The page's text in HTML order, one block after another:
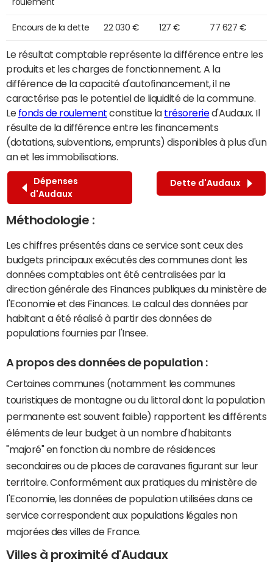
Encours de la dette 22 030 € 127 € 77 627 €
Le résultat comptable représente la différence entre les
produits et les charges de fonctionnement. A la
différence de la capacité d'autofinancement, il ne
caractérise pas le potentiel de liquidité de la commune.
Le fonds de roulement constitue la trésoreried'Audaux. Il
résulte de la différence entre les financements
(dotations, subventions, emprunts) disponibles à plus d'un
an et les immobilisations.
Dépenses
d'Audaux
Dette d'Audaux
Méthodologie :
Les chiffres présentés dans ce service sont ceux des
budgets principaux exécutés des communes dont les
données comptables ont été centralisées par la
direction générale des Finances publiques du ministère de
l'Economie et des Finances. Le calcul des données par
habitant a été réalisé à partir des données de
populations fournies par l'Insee.
A propos des données de population :
Certaines communes (notamment les communes
touristiques de montagne ou du littoral dont la population
permanente est souvent faible) rapportent les différents
éléments de leur budget à un nombre d'habitants
"majoré" en fonction du nombre de résidences
secondaires ou de places de caravanes figurant sur leur
territoire. Conformément aux pratiques du ministère de
l'Economie, les données de population utilisées dans ce
service correspondent aux populations légales non
majorées des villes de France.
Villes à proximité d'Audaux